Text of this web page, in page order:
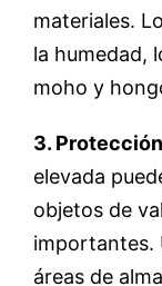
materiales.
la humedad,
moho y
3.
elevada
objetos de
importantes.
áreas de